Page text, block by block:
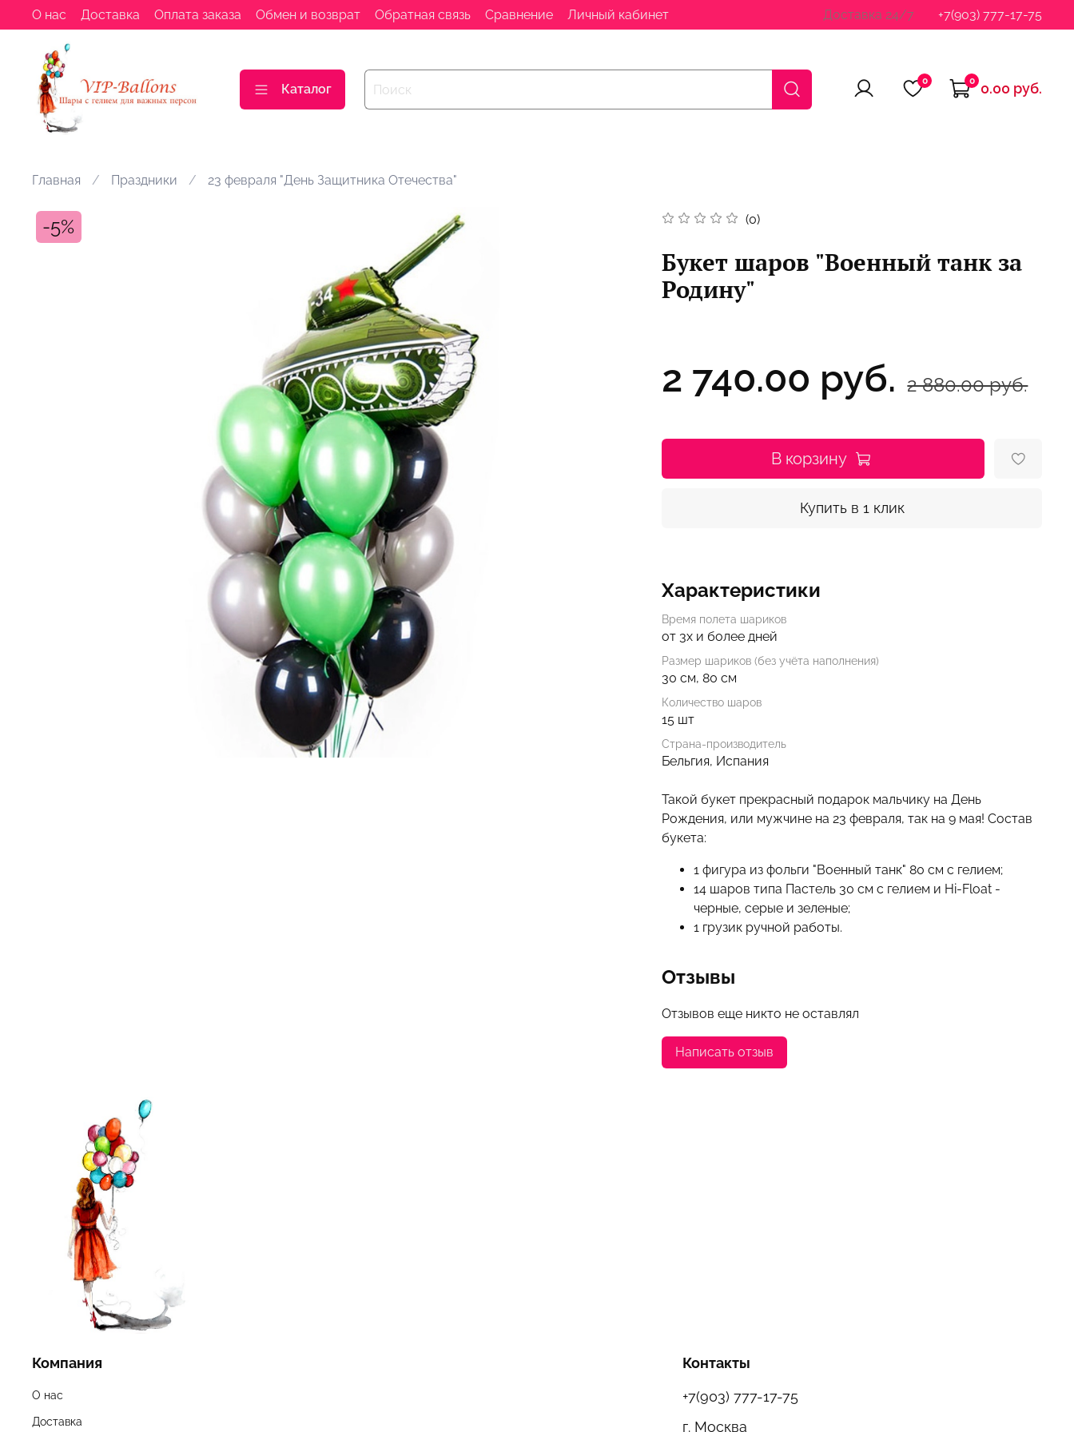
О нас Доставка Оплата заказа Обмен и возврат Обратная связь Сравнение Личный кабинет Доставка 24/7 +7(903) 777-17-75
Каталог
0 0 0.00 руб.
Главная Праздники 23 февраля "День Защитника Отечества"
-5% (0)
Букет шаров "Военный танк за
Родину"
2 740.00 руб. 2 880.00 руб.
В корзину
Купить в 1 клик
Характеристики
Время полета шариков
от 3х и более дней
Размер шариков (без учёта наполнения)
30 см, 80 см
Количество шаров
15 шт
Страна-производитель
Бельгия, Испания
Такой букет прекрасный подарок мальчику на День
Рождения, или мужчине на 23 февраля, так на 9 мая! Состав
букета:
1 фигура из фольги "Военный танк" 80 см с гелием;
14 шаров типа Пастель 30 см с гелием и Hi-Float -
черные, серые и зеленые;
1 грузик ручной работы.
Отзывы
Отзывов еще никто не оставлял
Написать отзыв
Компания
О нас
Доставка
Контакты
+7(903) 777-17-75
г. Москва